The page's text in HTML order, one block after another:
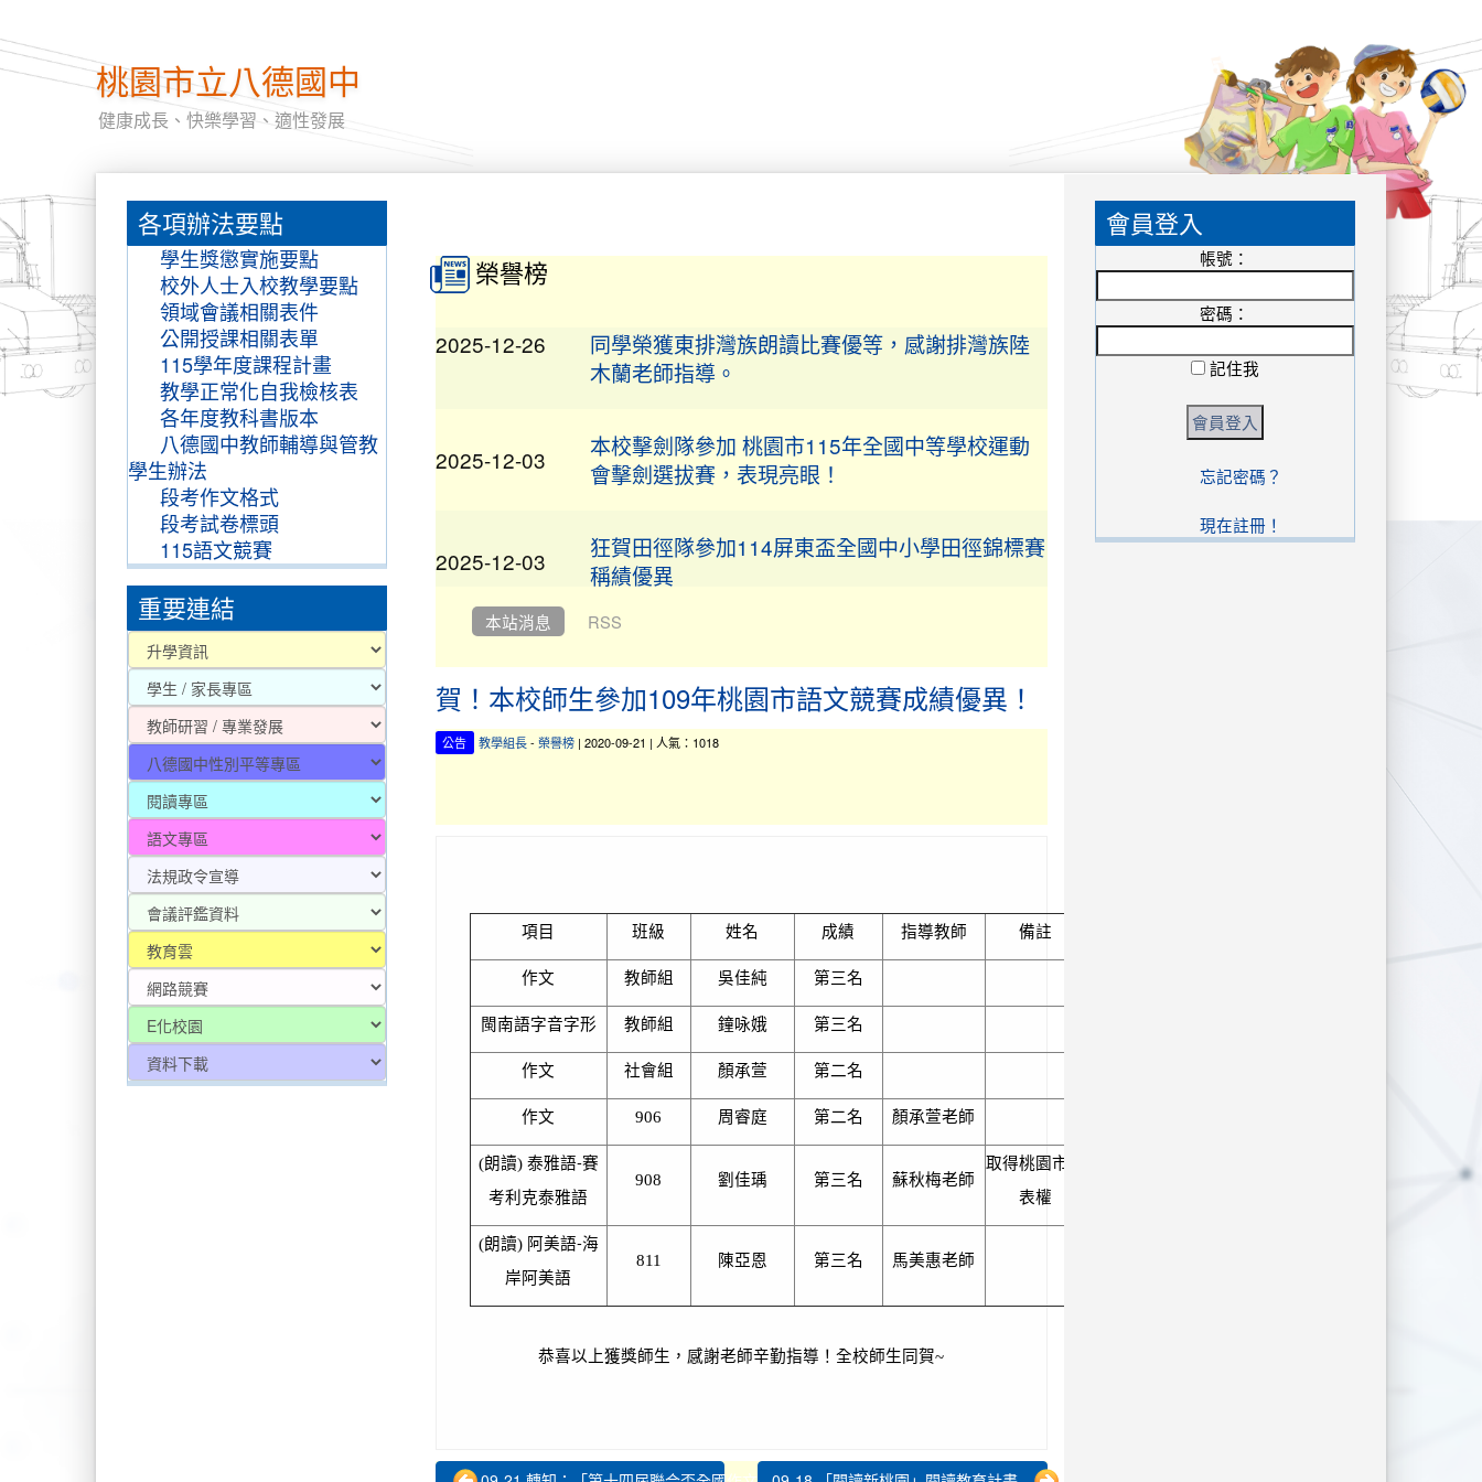
桃園市立八德國中
健康成長、快樂學習、適性發展
各項辦法要點
學生獎懲實施要點
校外人士入校教學要點
領域會議相關表件
公開授課相關表單
115學年度課程計畫
教學正常化自我檢核表
各年度教科書版本
八德國中教師輔導與管教
學生辦法
段考作文格式
段考試卷標頭
115語文競賽
重要連結
榮譽榜
賀！本校陳清湧教師榮獲桃園市114學年度國中社
木蘭老師指導。
會擊劍選拔賽，表現亮眼！
稱績優異
2025-12-03 讚！本校女子拔河隊再創佳績！
公告
賀！本校參加 114 學年度全國學生美術比
賽 榮獲優異成績。 恭喜獲獎學生，感謝指導老師
辛勞付出！ 西畫類 佳作 黃科濬，指導老師張頌
類 佳作 吳沛璇，指導老師張頌吟。 版畫類 佳作
2026-01-02
賀！本校陳清湧教師榮獲桃園市114學年度國中社
會領域素養導向優良試題甄選計畫「特優」殊榮
2025-12-26
狂賀★本校學生參加全國語文競賽：807班潘絜愉
同學榮獲東排灣族朗讀比賽優等，感謝排灣族陸
木蘭老師指導。
2025-12-03
本校擊劍隊參加 桃園市115年全國中等學校運動
會擊劍選拔賽，表現亮眼！
2025-12-03
公告 賀！本校參加 114 學年度全國學生美術比
本站消息 RSS
賀！本校師生參加109年桃園市語文競賽成績優異！
公告 教學組長- 榮譽榜| 2020-09-21 | 人氣：1018
項目 班級 姓名 成績 指導教師 備註
作文 教師組 吳佳純 第三名
閩南語字音字形 教師組 鐘咏娥 第三名
作文 社會組 顏承萱 第二名
作文 906 周睿庭 第二名 顏承萱老師
(朗讀) 泰雅語-賽
考利克泰雅語
908 劉佳瑀 第三名 蘇秋梅老師
取得桃園市
表權
(朗讀) 阿美語-海
岸阿美語
811 陳亞恩 第三名 馬美惠老師
恭喜以上獲獎師生，感謝老師辛勤指導！全校師生同賀~
會員登入
帳號：
密碼：
記住我
忘記密碼？
現在註冊！